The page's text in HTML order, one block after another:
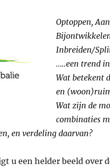
Optoppen,
Inbreiden/
…..een trend
Wat betekent
en
Wat zijn de
combinaties
en verdeling daarvan?
u een helder beeld over